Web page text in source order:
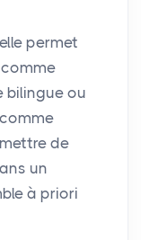
permet
bilingue ou
de
un
à priori